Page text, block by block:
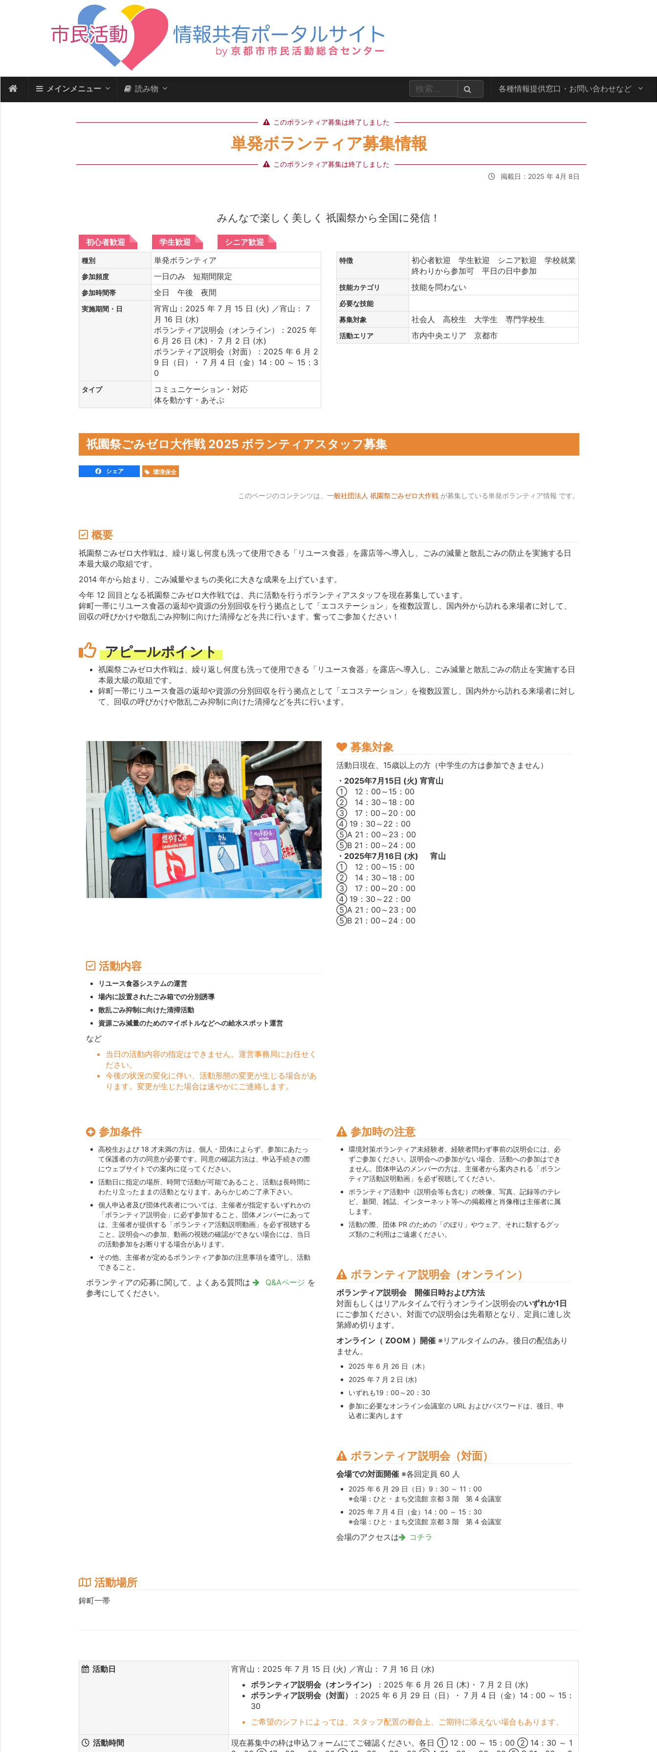
メインメニュー 読み物 各種情報提供窓口・ お問い合わせなど
このボランティア募集は終了しました
単発ボランティア募集情報
このボランティア募集は終了しました
掲載日：2025 年 4月 8日
みんなで楽しく美しく 祇園祭から全国に発信！
初心者歓迎 学生歓迎 シニア歓迎
種別 単発ボランティア
参加頻度 一日のみ 短期間限定
参加時間帯 全日 午後 夜間
実施期間・日
宵宵山：2025 年 7 月 15 日 (火) ／宵山： 7
月 16 日 (水)
ボランティア説明会（オンライン）：2025 年
6 月 26 日 (木)・ 7 月 2 日 (水)
ボランティア説明会（対面）：2025 年 6 月 2
9 日（日）・ 7 月 4 日（金）14：00 ～ 15：3
0
タイプ
コミュニケーション・対応
体を動かす・あそぶ
特徴
初心者歓迎 学生歓迎 シニア歓迎 学校就業
終わりから参加可 平日の日中参加
技能カテゴリ 技能を問わない
必要な技能
募集対象 社会人 高校生 大学生 専門学校生
活動エリア 市内中央エリア 京都市
祇園祭ごみゼロ大作戦 2025 ボランティアスタッフ募集
シェア 環境保全
このページのコンテンツは、 一般社団法人 祇園祭ごみゼロ大作戦が募集している単発ボランティア情報 です。
概要
祇園祭ごみゼロ大作戦は、繰り返し何度も洗って使用できる「リユース食器」を露店等へ導入し、ごみの減量と散乱ごみの防止を実施する日
本最大級の取組です。
2014 年から始まり、ごみ減量やまちの美化に大きな成果を上げています。
今年 12 回目となる祇園祭ごみゼロ大作戦では、共に活動を行うボランティアスタッフを現在募集しています。
鉾町一帯にリユース食器の返却や資源の分別回収を行う拠点として「エコステーション」を複数設置し、国内外から訪れる来場者に対して、
回収の呼びかけや散乱ごみ抑制に向けた清掃などを共に行います。奮ってご参加ください！
アピールポイント
祇園祭ごみゼロ大作戦は、繰り返し何度も洗って使用できる「リユース食器」を露店へ導入し、ごみ減量と散乱ごみの防止を実施する日
本最大級の取組です。
鉾町一帯にリユース食器の返却や資源の分別回収を行う拠点として「エコステーション」を複数設置し、国内外から訪れる来場者に対し
て、回収の呼びかけや散乱ごみ抑制に向けた清掃などを共に行います。
募集対象
活動日現在、15歳以上の方（中学生の方は参加できません）
・2025年7月15日 (火) 宵宵山
① 12：00～15：00
② 14：30～18：00
③ 17：00～20：00
④ 19：30～22：00
⑤A 21：00～23：00
⑤B 21：00～24：00
・2025年7月16日 (水) 宵山
① 12：00～15：00
② 14：30～18：00
③ 17：00～20：00
④ 19：30～22：00
⑤A 21：00～23：00
⑤B 21：00～24：00
活動内容
リユース食器システムの運営
場内に設置されたごみ箱での分別誘導
散乱ごみ抑制に向けた清掃活動
資源ごみ減量のためのマイボトルなどへの給水スポット運営
など
当日の活動内容の指定はできません。運営事務局にお任せく
ださい。
今後の状況の変化に伴い、活動形態の変更が生じる場合があ
ります。変更が生じた場合は速やかにご連絡します。
参加条件
高校生および 18 才未満の方は、個人・団体によらず、参加にあたっ
て保護者の方の同意が必要です。同意の確認方法は、申込手続きの際
にウェブサイトでの案内に従ってください。
活動日に指定の場所、時間で活動が可能であること。活動は長時間に
わたり立ったままの活動となります。あらかじめご了承下さい。
個人申込者及び団体代表者については、主催者が指定するいずれかの
「ボランティア説明会」に必ず参加すること。団体メンバーにあって
は、主催者が提供する「ボランティア活動説明動画」を必ず視聴する
こと。説明会への参加、動画の視聴の確認ができない場合には、当日
の活動参加をお断りする場合があります。
その他、主催者が定めるボランティア参加の注意事項を遵守し、活動
できること。
ボランティアの応募に関して、よくある質問は Q&Aページ を
参考にしてください。
参加時の注意
環境対策ボランティア未経験者、経験者問わず事前の説明会には、必
ずご参加ください。説明会への参加がない場合、活動への参加はでき
ません。団体申込のメンバーの方は、主催者から案内される「ボラン
ティア活動説明動画」を必ず視聴してください。
ボランティア活動中（説明会等も含む）の映像、写真、記録等のテレ
ビ、新聞、雑誌、インターネット等への掲載権と肖像権は主催者に属
します。
活動の際、団体 PR のための「のぼり」やウェア、それに類するグッ
ズ類のご利用はご遠慮ください。
ボランティア説明会（オンライン）
ボランティア説明会 開催日時および方法
対面もしくはリアルタイムで行うオンライン説明会のいずれか1日
にご参加ください。対面での説明会は先着順となり、定員に達し次
第締め切ります。
オンライン（ ZOOM ）開催※リアルタイムのみ。後日の配信あり
ません。
2025 年 6 月 26 日（木）
2025 年 7 月 2 日 (水)
いずれも19：00～20：30
参加に必要なオンライン会議室の URL およびパスワードは、後日、申
込者に案内します
ボランティア説明会（対面）
会場での対面開催※各回定員 60 人
2025 年 6 月 29 日（日）9：30 ～ 11：00
※会場：ひと・まち交流館 京都 3 階 第 4 会議室
2025 年 7 月 4 日（金）14：00 ～ 15：30
※会場：ひと・まち交流館 京都 3 階 第 4 会議室
会場のアクセスは コチラ
活動場所
鉾町一帯
活動日
宵宵山：2025 年 7 月 15 日 (火) ／宵山： 7 月 16 日 (水)
ボランティア説明会（オンライン）
：2025 年 6 月 26 日 (木)・ 7 月 2 日 (水)
ボランティア説明会（対面）
：2025 年 6 月 29 日（日）・ 7 月 4 日（金）14：00 ～ 15：
30
ご希望のシフトによっては、スタッフ配置の都合上、ご期待に添えない場合もあります。
活動時間
現在募集中の枠は申込フォームにてご確認ください。各日 ① 12：00 ～ 15：00 ② 14：30 ～ 1